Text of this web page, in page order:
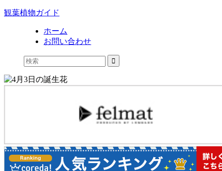
観葉植物ガイド
ホーム
お問い合わせ